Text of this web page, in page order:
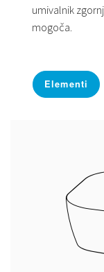
umivalnik
mogoča.
Elementi